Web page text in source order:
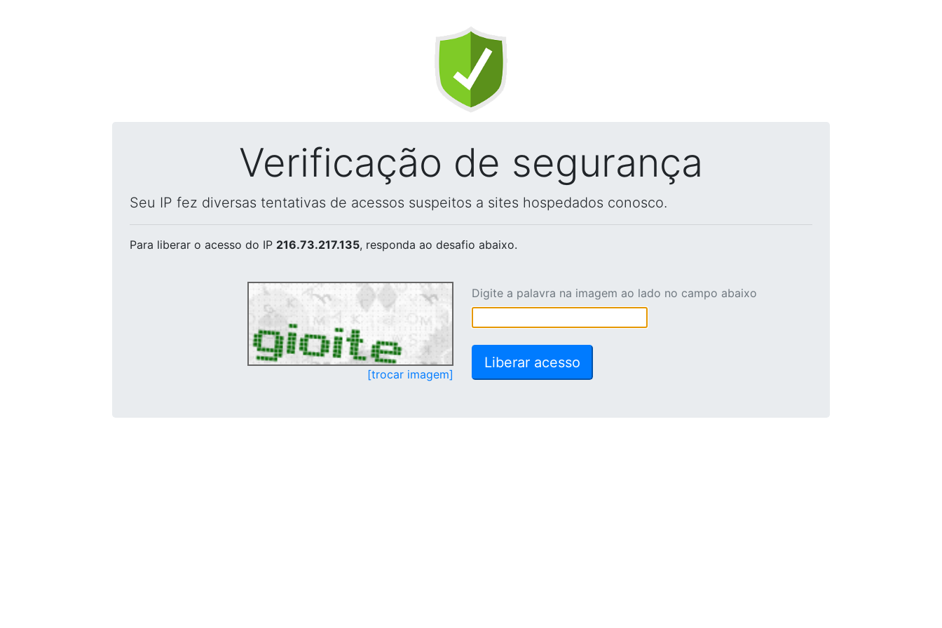
Verificação de segurança
Seu IP fez diversas tentativas de acessos suspeitos a sites hospedados conosco.
Para liberar o acesso do IP 216.73.217.135, responda ao desafio abaixo.
[trocar imagem]
Digite a palavra na imagem ao lado no campo abaixo